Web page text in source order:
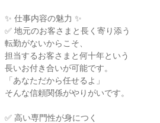
✨ 仕事内容の魅力 ✨
✅ 地元のお客さまと長く寄り添う
転勤がないからこそ、
担当するお客さまと何十年という
長いお付き合いが可能です。
「あなただから任せるよ」
そんな信頼関係がやりがいです。
✅ 高い専門性が身につく